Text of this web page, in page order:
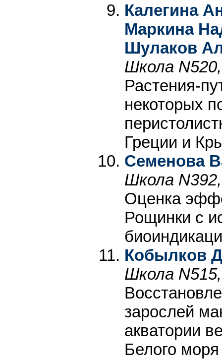
Калегина
Маркина
Шулаков
Школа
Растения-
некоторых
Греции и
Семенова
Школа
Оценка
Рощинки с
Кобылков
Школа
зарослей
акватории
Белого